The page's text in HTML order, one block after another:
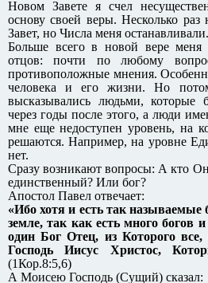
Новом Завете я счел
основу своей веры. Несколько раз
Завет, но Числа меня останавливали.
Больше всего в новой вере
отцов: почти по любому
противоположные мнения.
человека и его жизни. Но
высказывались людьми, которые
через годы после этого, а люди
мне еще недоступен уровень, на
решаются. Например, на уровне
нет.
Сразу возникают вопросы: А кто
единственный? Или бог?
Апостол Павел отвечает:
«Ибо хотя и есть так называемые
земле, так как есть много богов
один Бог Отец, из Которого
Господь Иисус Христос,
(1Кор.8:5,6)
А Моисею Господь (Сущий) сказал: